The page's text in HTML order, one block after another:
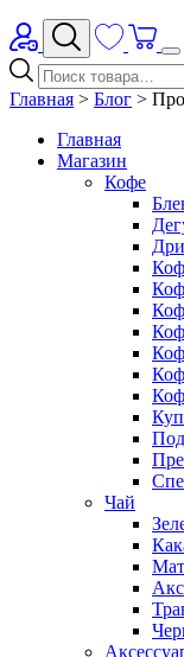
Главная > Блог >
Главная
Магазин
Кофе
Чай